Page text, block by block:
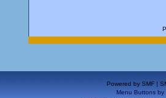
Powered by SMF |
Menu Buttons by